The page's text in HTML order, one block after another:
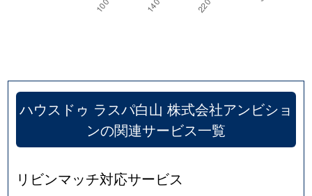
ハウスドゥ ラスパ白山 株式会社アンビショ
ンの関連サービス一覧
リビンマッチ対応サービス